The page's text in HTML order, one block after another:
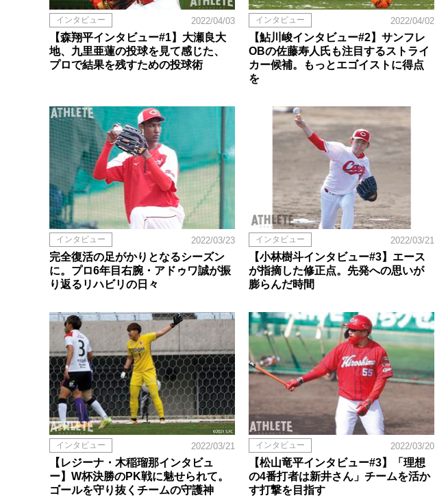
インタビュー 2022/04/03
【森翔平インタビュー#1】大瀬良大
地、九里亜蓮の投球を見て感じた、
プロで結果を残すための投球術
インタビュー 2022/04/02
【鮎川峻インタビュー#2】サンフレ
OBの佐藤寿人氏も注目するストライ
カー候補。もっとエゴイストに得点
を
インタビュー 2022/03/23
完全復活の足がかりとなるシーズン
に。プロ6年目右腕・アドゥワ誠が振
り返るリハビリの日々
インタビュー 2022/03/21
【小林樹斗インタビュー#3】エース
が指摘した修正点。先発への思いが
膨らんだ時間
インタビュー 2022/03/21
【レジーナ・木稲瑠那インタビュ
ー】W杯決勝のPK戦に魅せられて。
ゴールを守り抜くチームの守護神
インタビュー 2022/03/20
【松山竜平インタビュー#3】「理想
の4番打者は新井さん」チームを活か
す打撃を目指す